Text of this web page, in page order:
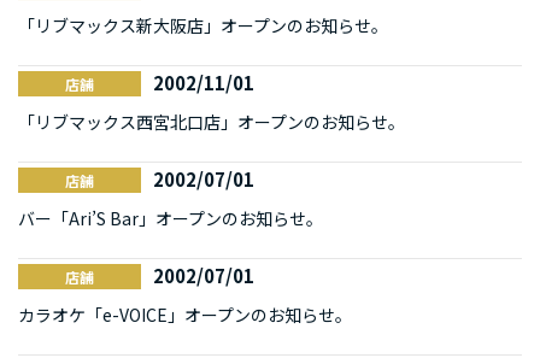
「リブマックス新大阪店」オープンのお知らせ。
店舗 2002/11/01
「リブマックス西宮北口店」オープンのお知らせ。
店舗 2002/07/01
バー「Ari’S Bar」オープンのお知らせ。
店舗 2002/07/01
カラオケ「e-VOICE」オープンのお知らせ。